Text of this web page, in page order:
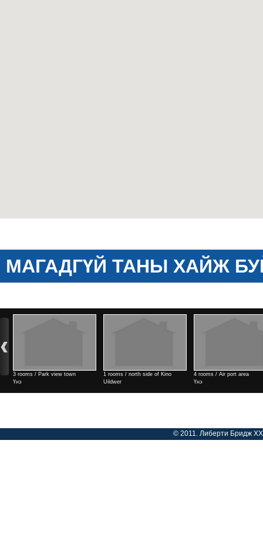
МАГАДГҮЙ ТАНЫ ХАЙЖ
3 rooms / Park view town
Үнэ
1 rooms / north side of Kino
Uildwer
4 rooms / Air port area
Үнэ
© 2011. Либерти Бридж